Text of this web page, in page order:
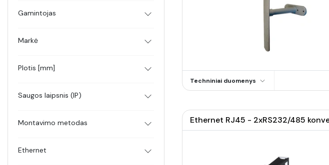
Gamintojas
Markė
Plotis [mm]
Saugos laipsnis (IP)
Montavimo metodas
Ethernet
Techniniai duomenys
Ethernet RJ45 - 2xRS232/485